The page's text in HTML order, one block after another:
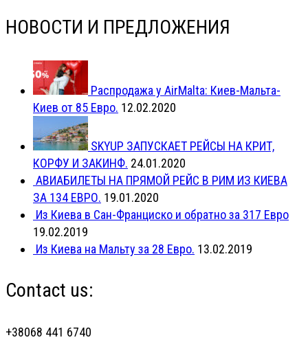
НОВОСТИ И ПРЕДЛОЖЕНИЯ
Распродажа у AirMalta: Киев-Мальта-
Киев от 85 Евро. 12.02.2020
SKYUP ЗАПУСКАЕТ РЕЙСЫ НА КРИТ,
КОРФУ И ЗАКИНФ. 24.01.2020
АВИАБИЛЕТЫ НА ПРЯМОЙ РЕЙС В РИМ ИЗ КИЕВА
ЗА 134 ЕВРО. 19.01.2020
Из Киева в Сан-Франциско и обратно за 317 Евро
19.02.2019
Из Киева на Мальту за 28 Евро. 13.02.2019
Contact us:
+38068 441 6740